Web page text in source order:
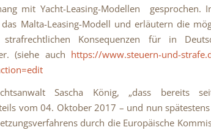
mit Yacht-Leasing-Modellen gesprochen.
Malta-Leasing-Modell und erläutern die
Konsequenzen für in
(siehe auch https://www.steuern-und-
Sascha König, „dass bereits
vom 04. Oktober 2017 – und nun
durch die Europäische